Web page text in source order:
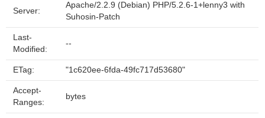
Server:
Apache/2.2.9 (Debian) PHP/5.2.6-1+lenny3 with
Suhosin-Patch
Last-
Modified:
--
ETag: "1c620ee-6fda-49fc717d53680"
Accept-
Ranges:
bytes